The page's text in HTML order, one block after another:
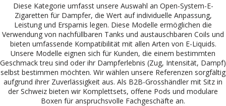
Diese Kategorie umfasst unsere Auswahl an Open-System-E-
Zigaretten für Dampfer, die Wert auf individuelle Anpassung,
Leistung und Ersparnis legen. Diese Modelle ermöglichen die
Verwendung von nachfüllbaren Tanks und austauschbaren Coils und
bieten umfassende Kompatibilität mit allen Arten von E-Liquids.
Unsere Modelle eignen sich für Kunden, die einem bestimmten
Geschmack treu sind oder ihr Dampferlebnis (Zug, Intensität, Dampf)
selbst bestimmen möchten. Wir wählen unsere Referenzen sorgfältig
aufgrund ihrer Zuverlässigkeit aus. Als B2B-Grosshändler mit Sitz in
der Schweiz bieten wir Komplettsets, offene Pods und modulare
Boxen für anspruchsvolle Fachgeschäfte an.